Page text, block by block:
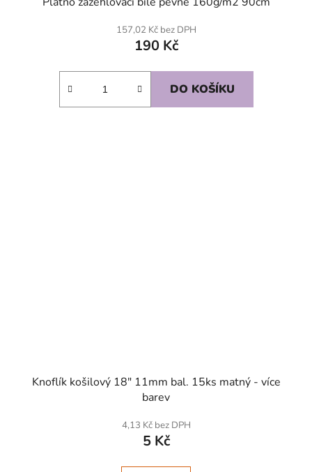
157,02 Kč bez DPH
190 Kč
DO KOŠÍKU
Knoflík košilový 18" 11mm bal. 15ks matný - více
barev
4,13 Kč bez DPH
5 Kč